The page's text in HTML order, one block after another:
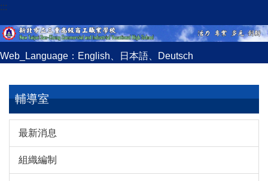
跳
到
主
要
內
:::
Web_Language： English 日本語 Deutsch
輔導室
最新消息
組織編制